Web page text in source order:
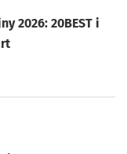
2026: 20BEST i